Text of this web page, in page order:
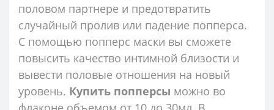
половом партнере и предотвратить
случайный пролив или падение попперса.
С помощью попперс маски вы сможете
повысить качество интимной близости и
вывести половые отношения на новый
уровень. Купить попперсы можно во